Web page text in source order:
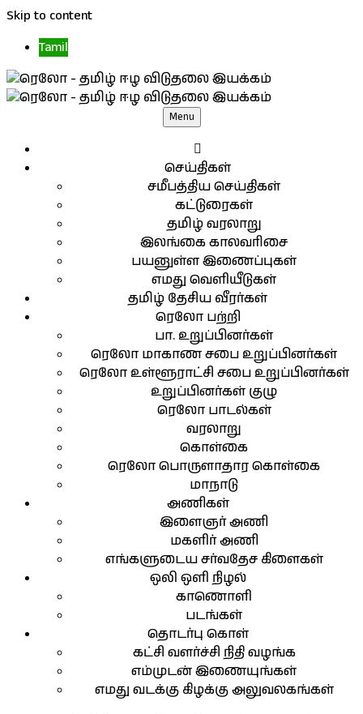
Skip to content
Tamil
Menu
செய்திகள்
சமீபத்திய செய்திகள்
கட்டுரைகள்
தமிழ் வரலாறு
இலங்கை காலவரிசை
பயனுள்ள இணைப்புகள்
எமது வெளியீடுகள்
தமிழ் தேசிய வீரர்கள்
ரெலோ பற்றி
பா. உறுப்பினர்கள்
ரெலோ மாகாண சபை உறுப்பினர்கள்
ரெலோ உள்ளூராட்சி சபை உறுப்பினர்கள்
உறுப்பினர்கள் குழு
ரெலோ பாடல்கள்
வரலாறு
கொள்கை
ரெலோ பொருளாதார கொள்கை
மாநாடு
அணிகள்
இளைஞர் அணி
மகளிர் அணி
எங்களுடைய சர்வதேச கிளைகள்
ஒலி ஒளி நிழல்
காணொளி
படங்கள்
தொடர்பு கொள்
கட்சி வளர்ச்சி நிதி வழங்க
எம்முடன் இணையுங்கள்
எமது வடக்கு கிழக்கு அலுவலகங்கள்